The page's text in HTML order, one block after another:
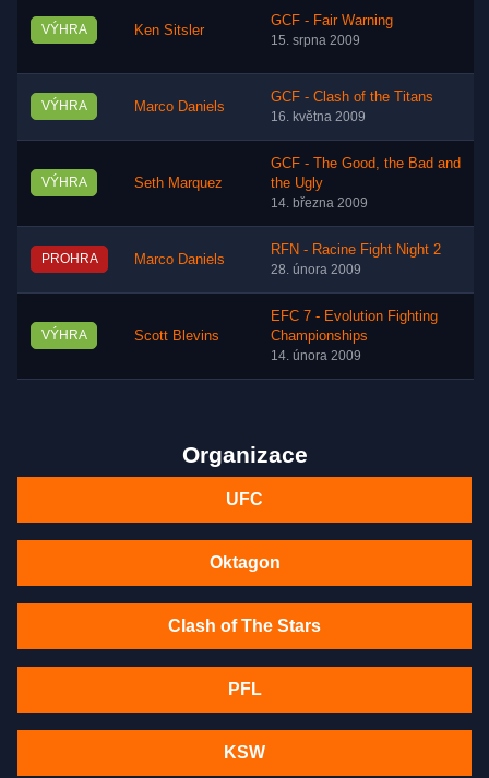
VÝHRA Ken Sitsler
GCF - Fair Warning
15. srpna 2009
VÝHRA Marco Daniels
GCF - Clash of the Titans
16. května 2009
VÝHRA Seth Marquez
GCF - The Good, the Bad and
the Ugly
14. března 2009
PROHRA Marco Daniels
RFN - Racine Fight Night 2
28. února 2009
VÝHRA Scott Blevins
EFC 7 - Evolution Fighting
Championships
14. února 2009
Organizace
UFC
Oktagon
Clash of The Stars
PFL
KSW